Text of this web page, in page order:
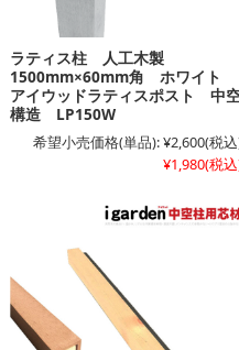
ラティス柱 人工木製
1500mm×60mm角 ホワイト
アイウッドラティスポスト 中
構造 LP150W
希望小売価格(単品):¥2,600(税
¥1,980(税